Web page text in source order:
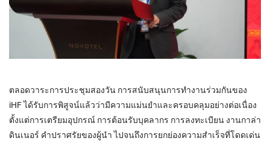
ตลอดวาระการประชุมสองวัน การสนับสนุนการทำงานร่วมกันของ
iHF ได้รับการพิสูจน์แล้วว่ามีความแม่นยำและครอบคลุมอย่างต่อเนื่อง
ตั้งแต่การเตรียมอุปกรณ์ การต้อนรับบุคลากร การลงทะเบียน งานกาล่า
ดินเนอร์ คำปราศรัยของผู้นำ ไปจนถึงการยกย่องความสำเร็จที่โดดเด่น